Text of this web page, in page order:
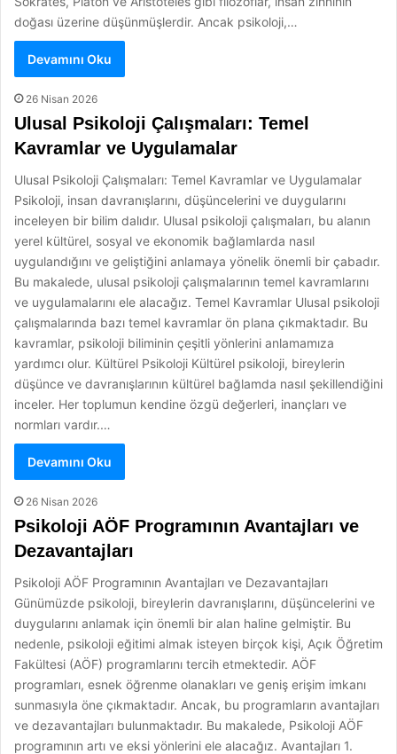
doğası üzerine düşünmüşlerdir. Ancak psikoloji,…
Devamını Oku
26 Nisan 2026
Ulusal Psikoloji Çalışmaları: Temel
Kavramlar ve Uygulamalar
Ulusal Psikoloji Çalışmaları: Temel Kavramlar ve Uygulamalar
Psikoloji, insan davranışlarını, düşüncelerini ve duygularını
inceleyen bir bilim dalıdır. Ulusal psikoloji çalışmaları, bu alanın
yerel kültürel, sosyal ve ekonomik bağlamlarda nasıl
uygulandığını ve geliştiğini anlamaya yönelik önemli bir çabadır.
Bu makalede, ulusal psikoloji çalışmalarının temel kavramlarını
ve uygulamalarını ele alacağız. Temel Kavramlar Ulusal psikoloji
çalışmalarında bazı temel kavramlar ön plana çıkmaktadır. Bu
kavramlar, psikoloji biliminin çeşitli yönlerini anlamamıza
yardımcı olur. Kültürel Psikoloji Kültürel psikoloji, bireylerin
düşünce ve davranışlarının kültürel bağlamda nasıl şekillendiğini
inceler. Her toplumun kendine özgü değerleri, inançları ve
normları vardır.…
Devamını Oku
26 Nisan 2026
Psikoloji AÖF Programının Avantajları ve
Dezavantajları
Psikoloji AÖF Programının Avantajları ve Dezavantajları
Günümüzde psikoloji, bireylerin davranışlarını, düşüncelerini ve
duygularını anlamak için önemli bir alan haline gelmiştir. Bu
nedenle, psikoloji eğitimi almak isteyen birçok kişi, Açık Öğretim
Fakültesi (AÖF) programlarını tercih etmektedir. AÖF
programları, esnek öğrenme olanakları ve geniş erişim imkanı
sunmasıyla öne çıkmaktadır. Ancak, bu programların avantajları
ve dezavantajları bulunmaktadır. Bu makalede, Psikoloji AÖF
programının artı ve eksi yönlerini ele alacağız. Avantajları 1.